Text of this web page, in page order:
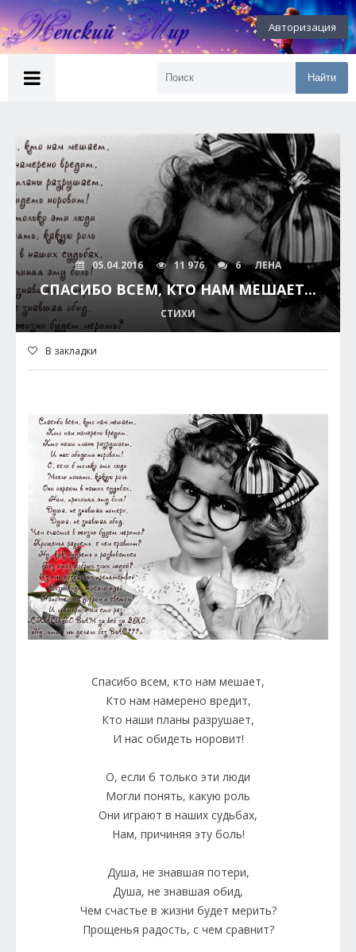
Авторизация
Найти
05.04.2016 11 976 6 ЛЕНА
СПАСИБО ВСЕМ, КТО НАМ МЕШАЕТ...
СТИХИ
В закладки
Спасибо всем, кто нам мешает,
Кто нам намерено вредит,
Кто наши планы разрушает,
И нас обидеть норовит!
О, если б только эти люди
Могли понять, какую роль
Они играют в наших судьбах,
Нам, причиняя эту боль!
Душа, не знавшая потери,
Душа, не знавшая обид,
Чем счастье в жизни будет мерить?
Прощенья радость, с чем сравнит?